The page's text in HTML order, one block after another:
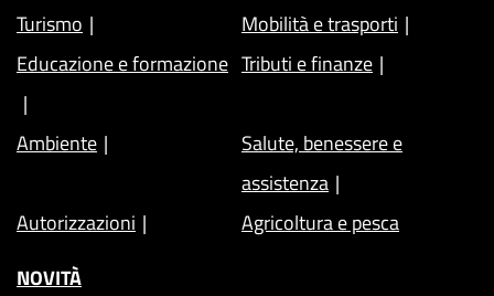
Turismo
Mobilità e trasporti
Educazione e formazione Tributi e finanze
Ambiente
Salute, benessere e
assistenza
Autorizzazioni
Agricoltura e pesca
NOVITÀ